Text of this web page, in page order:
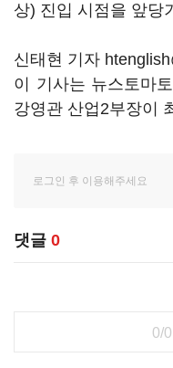
상) 진입 시점을 앞당
신태현 기자
이 기사는 뉴스토마
강영관 산업2부장이
댓글 0
0/0